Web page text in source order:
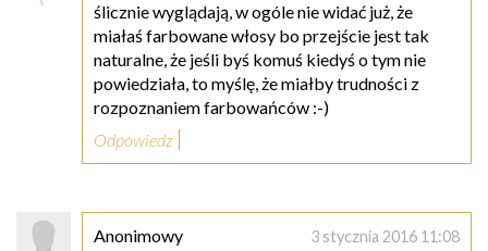
ślicznie wyglądają, w ogóle nie widać już, że
miałaś farbowane włosy bo przejście jest tak
naturalne, że jeśli byś komuś kiedyś o tym nie
powiedziała, to myślę, że miałby trudności z
rozpoznaniem farbowańców :-)
Odpowiedz
Anonimowy 3 stycznia 2016 11:08